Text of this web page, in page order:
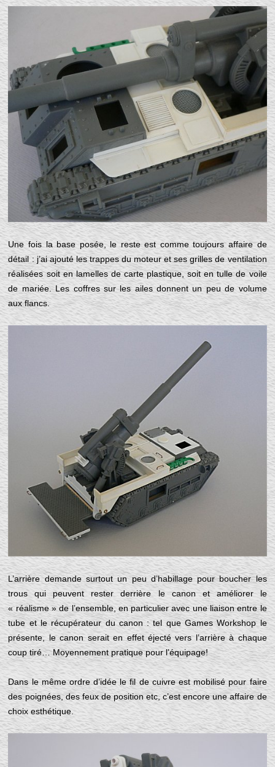
Une fois la base posée, le reste est comme toujours affaire de
détail : j’ai ajouté les trappes du moteur et ses grilles de ventilation
réalisées soit en lamelles de carte plastique, soit en tulle de voile
de mariée. Les coffres sur les ailes donnent un peu de volume
aux flancs.
L’arrière demande surtout un peu d’habillage pour boucher les
trous qui peuvent rester derrière le canon et améliorer le
« réalisme » de l’ensemble, en particulier avec une liaison entre le
tube et le récupérateur du canon : tel que Games Workshop le
présente, le canon serait en effet éjecté vers l’arrière à chaque
coup tiré… Moyennement pratique pour l’équipage!
Dans le même ordre d’idée le fil de cuivre est mobilisé pour faire
des poignées, des feux de position etc, c’est encore une affaire de
choix esthétique.